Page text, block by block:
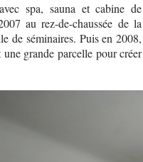
spa, sauna et cabine de
au rez-de-chaussée de la
de séminaires. Puis en 2008,
une grande parcelle pour créer